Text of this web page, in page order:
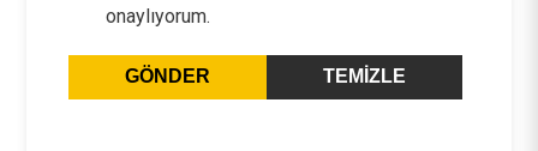
onaylıyorum.
GÖNDER TEMIZLE